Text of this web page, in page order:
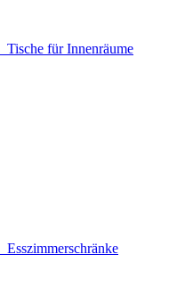
Tische für Innenräume
Esszimmerschränke